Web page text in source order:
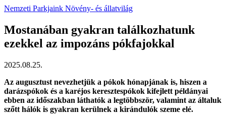
Nemzeti Parkjaink Növény- és állatvilág
Mostanában gyakran találkozhatunk
ezekkel az impozáns pókfajokkal
2025.08.25.
Az augusztust nevezhetjük a pókok hónapjának is, hiszen a
darázspókok és a karéjos keresztespókok kifejlett példányai
ebben az időszakban láthatók a legtöbbször, valamint az általuk
szőtt hálók is gyakran kerülnek a kirándulók szeme elé.